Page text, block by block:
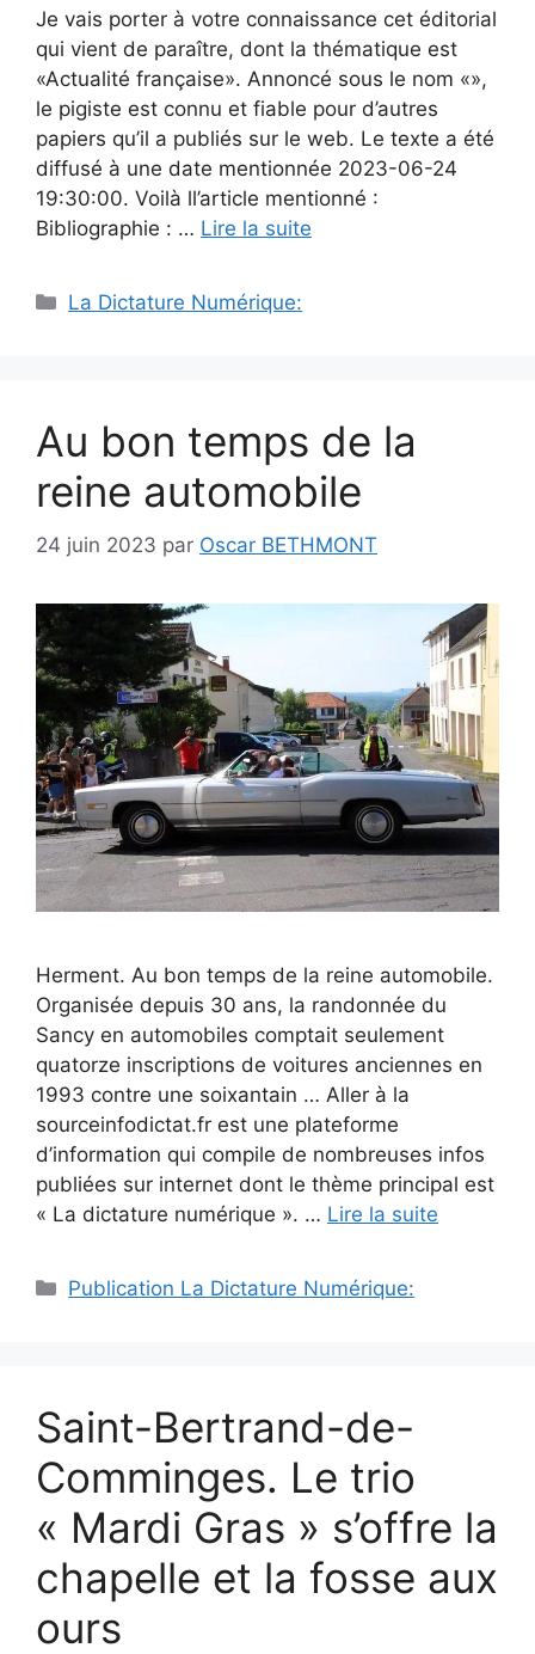
Je vais porter à votre connaissance cet éditorial
qui vient de paraître, dont la thématique est
«Actualité française». Annoncé sous le nom «»,
le pigiste est connu et fiable pour d’autres
papiers qu’il a publiés sur le web. Le texte a été
diffusé à une date mentionnée 2023-06-24
19:30:00. Voilà ll’article mentionné :
Bibliographie : … Lire la suite
Catégories
La Dictature Numérique:
Au bon temps de la
reine automobile
24 juin 2023 par Oscar BETHMONT
Herment. Au bon temps de la reine automobile.
Organisée depuis 30 ans, la randonnée du
Sancy en automobiles comptait seulement
quatorze inscriptions de voitures anciennes en
1993 contre une soixantain … Aller à la
sourceinfodictat.fr est une plateforme
d’information qui compile de nombreuses infos
publiées sur internet dont le thème principal est
« La dictature numérique ». … Lire la suite
Catégories
Publication La Dictature Numérique:
Saint-Bertrand-de-
Comminges. Le trio
« Mardi Gras » s’offre la
chapelle et la fosse aux
ours